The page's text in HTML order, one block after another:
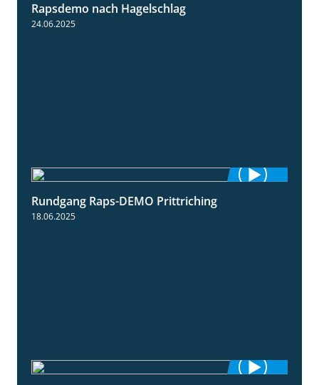
Rapsdemo nach Hagelschlag
24.06.2025
Rundgang Raps-DEMO Prittriching
18.06.2025